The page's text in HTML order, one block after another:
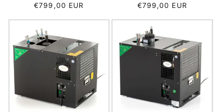
Normaler
€799,00 EUR
Normaler
€799,00 EUR